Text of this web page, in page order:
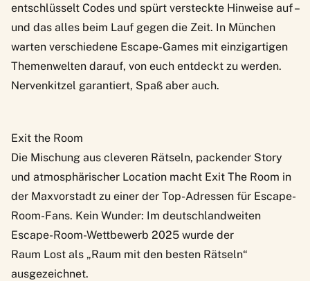
entschlüsselt Codes und spürt versteckte Hinweise auf –
und das alles beim Lauf gegen die Zeit. In München
warten verschiedene Escape-Games mit einzigartigen
Themenwelten darauf, von euch entdeckt zu werden.
Nervenkitzel garantiert, Spaß aber auch.
Exit the Room
Die Mischung aus cleveren Rätseln, packender Story
und atmosphärischer Location macht Exit The Room in
der Maxvorstadt zu einer der Top-Adressen für Escape-
Room-Fans. Kein Wunder: Im deutschlandweiten
Escape-Room-Wettbewerb 2025 wurde der
Raum Lost als „Raum mit den besten Rätseln“
ausgezeichnet.